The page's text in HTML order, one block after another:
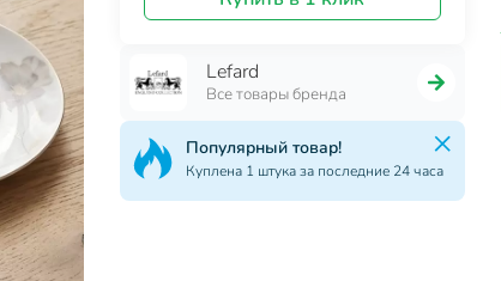
Lefard
Все товары бренда
Популярный товар!
Куплена 1 штука за последние 24 часа